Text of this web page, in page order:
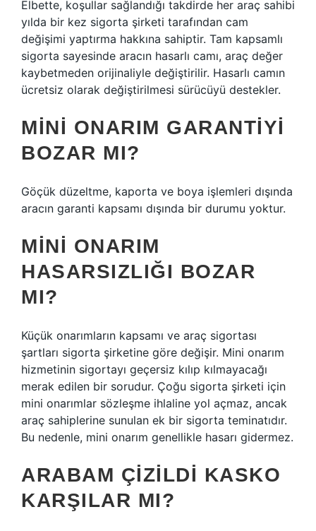
Elbette, koşullar sağlandığı takdirde her araç sahibi
yılda bir kez sigorta şirketi tarafından cam
değişimi yaptırma hakkına sahiptir. Tam kapsamlı
sigorta sayesinde aracın hasarlı camı, araç değer
kaybetmeden orijinaliyle değiştirilir. Hasarlı camın
ücretsiz olarak değiştirilmesi sürücüyü destekler.
MINI ONARIM GARANTIYI
BOZAR MI?
Göçük düzeltme, kaporta ve boya işlemleri dışında
aracın garanti kapsamı dışında bir durumu yoktur.
MINI ONARIM
HASARSIZLIĞI BOZAR
MI?
Küçük onarımların kapsamı ve araç sigortası
şartları sigorta şirketine göre değişir. Mini onarım
hizmetinin sigortayı geçersiz kılıp kılmayacağı
merak edilen bir sorudur. Çoğu sigorta şirketi için
mini onarımlar sözleşme ihlaline yol açmaz, ancak
araç sahiplerine sunulan ek bir sigorta teminatıdır.
Bu nedenle, mini onarım genellikle hasarı gidermez.
ARABAM ÇIZILDI KASKO
KARŞILAR MI?